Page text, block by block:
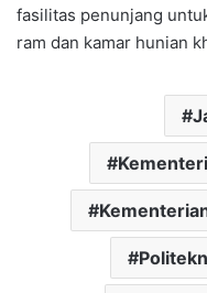
fasilitas penunjang
ram dan kamar hunian